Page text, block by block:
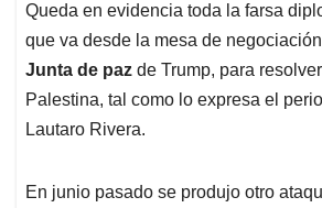
Queda en evidencia toda la farsa
que va desde la mesa de
Junta de paz de Trump, para
Palestina, tal como lo expresa el
Lautaro Rivera.
En junio pasado se produjo otro